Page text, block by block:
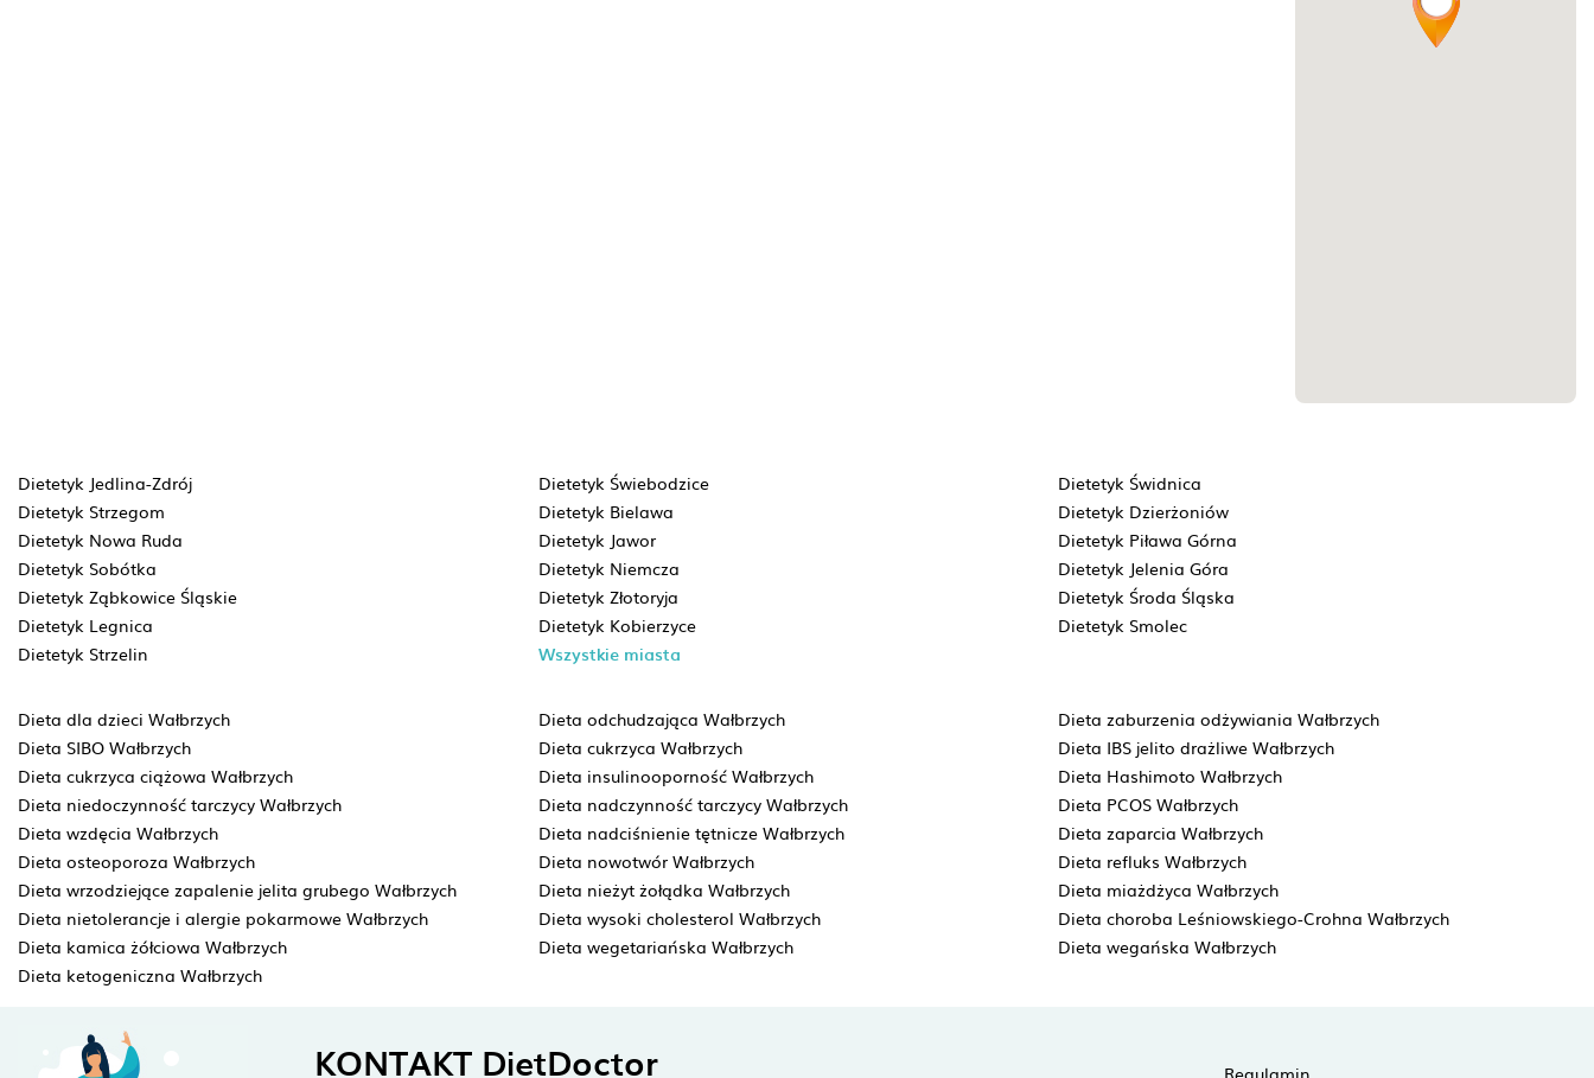
Dietetyk Jedlina-Zdrój Dietetyk Świebodzice
Dietetyk Świdnica
Dietetyk Strzegom
Dietetyk Bielawa
Dietetyk Dzierżoniów
Dietetyk Nowa Ruda
Dietetyk Jawor
Dietetyk Piława Górna
Dietetyk Sobótka
Dietetyk Niemcza
Dietetyk Jelenia Góra
Dietetyk Ząbkowice Śląskie
Dietetyk Złotoryja
Dietetyk Środa Śląska
Dietetyk Legnica
Dietetyk Kobierzyce
Dietetyk Smolec
Dietetyk Strzelin
Wszystkie miasta
Dieta dla dzieci Wałbrzych Dieta odchudzająca Wałbrzych
Dieta zaburzenia odżywiania Wałbrzych
Dieta SIBO Wałbrzych
Dieta cukrzyca Wałbrzych
Dieta IBS jelito drażliwe Wałbrzych
Dieta cukrzyca ciążowa Wałbrzych
Dieta insulinooporność Wałbrzych
Dieta Hashimoto Wałbrzych
Dieta niedoczynność tarczycy Wałbrzych
Dieta nadczynność tarczycy Wałbrzych
Dieta PCOS Wałbrzych
Dieta wzdęcia Wałbrzych
Dieta nadciśnienie tętnicze Wałbrzych
Dieta zaparcia Wałbrzych
Dieta osteoporoza Wałbrzych
Dieta nowotwór Wałbrzych
Dieta refluks Wałbrzych
Dieta wrzodziejące zapalenie jelita grubego Wałbrzych
Dieta nieżyt żołądka Wałbrzych
Dieta miażdżyca Wałbrzych
Dieta nietolerancje i alergie pokarmowe Wałbrzych
Dieta wysoki cholesterol Wałbrzych
Dieta choroba Leśniowskiego-Crohna Wałbrzych
Dieta kamica żółciowa Wałbrzych
Dieta wegetariańska Wałbrzych
Dieta wegańska Wałbrzych
Dieta ketogeniczna Wałbrzych
KONTAKT DietDoctor Regulamin